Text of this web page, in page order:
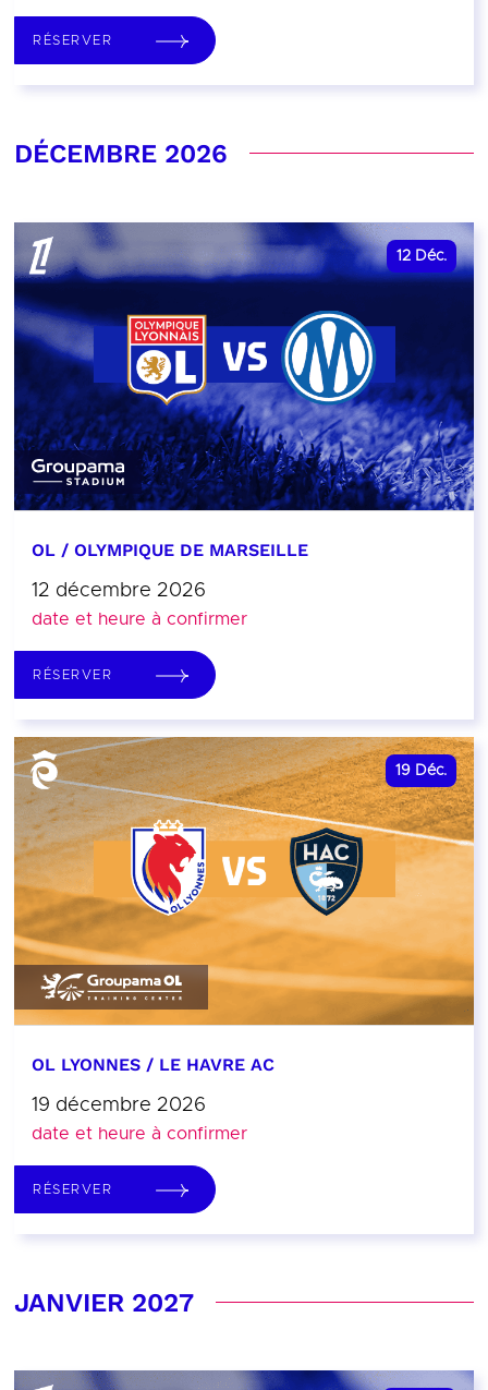
RÉSERVER
DÉCEMBRE 2026
12 Déc.
OL / OLYMPIQUE DE MARSEILLE
12 décembre 2026
date et heure à confirmer
RÉSERVER
19 Déc.
OL LYONNES / LE HAVRE AC
19 décembre 2026
date et heure à confirmer
RÉSERVER
JANVIER 2027